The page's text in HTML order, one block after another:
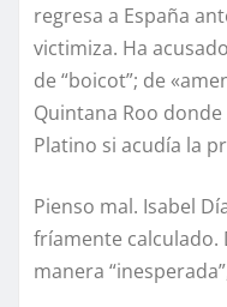
regresa a España
victimiza. Ha
de “boicot”; de
Quintana Roo
Platino si acudía la
Pienso mal. Isabel
fríamente
manera